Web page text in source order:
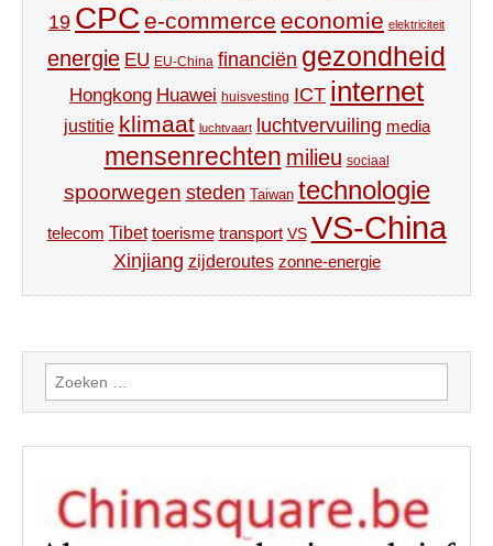
19 CPC e-commerce economie elektriciteit
energie EU EU-China financiën gezondheid
Hongkong Huawei huisvesting ICT internet
justitie klimaat luchtvaart luchtvervuiling media
mensenrechten milieu sociaal
spoorwegen steden Taiwan technologie
telecom Tibet toerisme transport VS VS-China
Xinjiang zijderoutes zonne-energie
Zoeken
naar: